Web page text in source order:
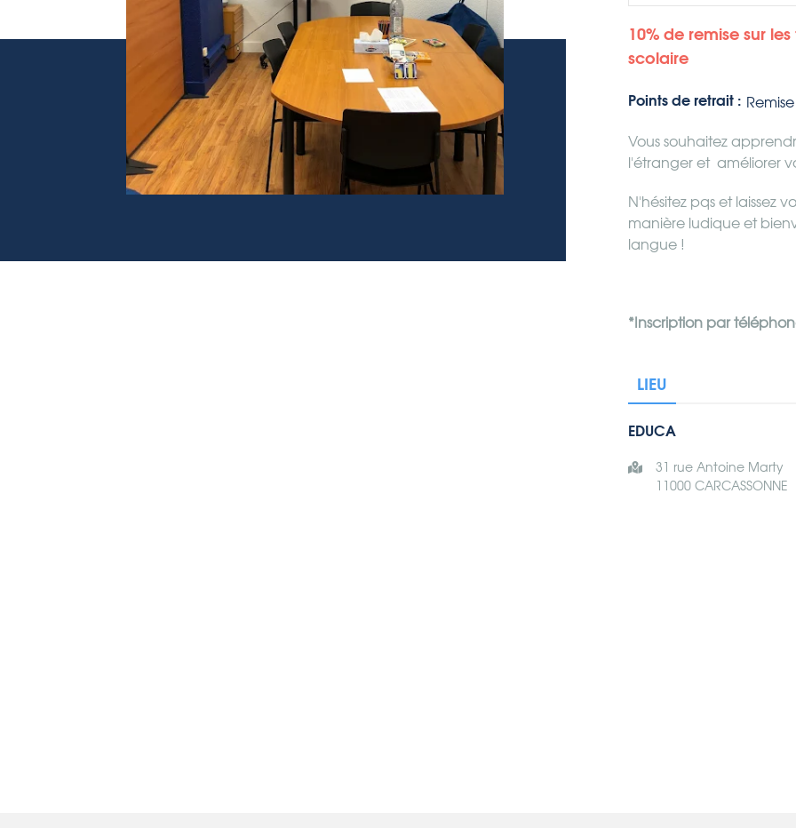
10% de remise sur
scolaire
Points de retrait :
Vous souhaitez
l'étranger et améliorer
N'hésitez pqs et laissez
manière ludique et
langue !
*Inscription par
LIEU
EDUCA
31 rue Antoine Marty
11000 CARCASSONNE